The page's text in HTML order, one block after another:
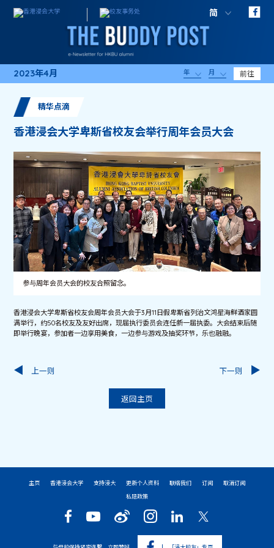
简
2023年4月 年 月 前往
精华点滴
香港浸会大学卑斯省校友会举行周年会员大会
参与周年会员大会的校友合照留念。
香港浸会大学卑斯省校友会周年会员大会于3月11日假卑斯省列治文鸿星海鲜酒家圆
满举行，约50名校友及友好出席，现届执行委员会连任新一届执委。大会结束后随
即举行晚宴，参加者一边享用美食，一边参与游戏及抽奖环节，乐也融融。
上一则
返回主页
下一则
主页 香港浸会大学 支持浸大 更新个人资料 联络我们 订阅
取消订阅
私隐政策